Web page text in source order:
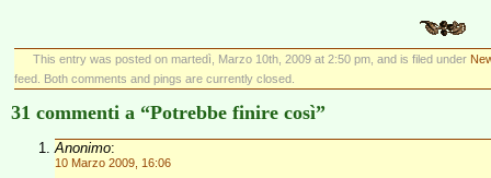
This entry was posted on martedì, Marzo 10th, 2009 at 2:50 pm, and is filed under
feed. Both comments and pings are currently closed.
31 commenti a “Potrebbe finire così”
Anonimo:
10 Marzo 2009, 16:06